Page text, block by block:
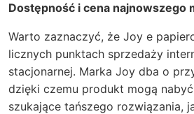
Dostępność i cena najnowszego
Warto zaznaczyć, że Joy e
licznych punktach sprzedaży
stacjonarnej. Marka Joy dba o
dzięki czemu produkt mogą
szukające tańszego rozwiązania,